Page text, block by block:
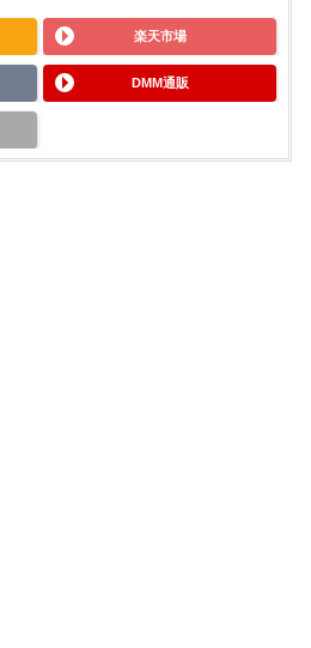
楽天市場
DMM通販